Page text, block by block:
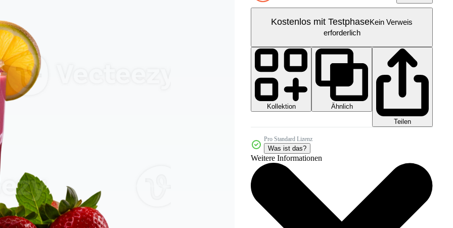
Kostenlos mit TestphaseKein Verweis
erforderlich
Kollektion
Ähnlich
Teilen
Pro Standard Lizenz
Was ist das?
Weitere Informationen